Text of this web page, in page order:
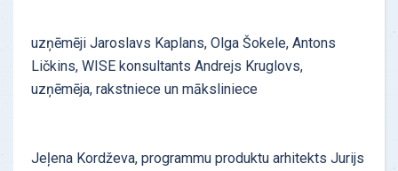
uzņēmēji Jaroslavs Kaplans, Olga Šokele, Antons
Ličkins, WISE konsultants Andrejs Kruglovs,
uzņēmēja, rakstniece un māksliniece
Jeļena Kordževa, programmu produktu arhitekts Jurijs